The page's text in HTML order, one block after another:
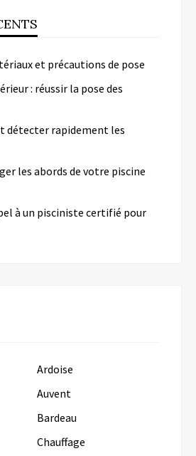
et précautions de pose
: réussir la pose des
détecter rapidement les
les abords de votre piscine
à un pisciniste certifié pour
Ardoise
Auvent
Bardeau
Chauffage